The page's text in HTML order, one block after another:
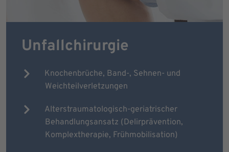
Unfallchirurgie
Knochenbrüche, Band-, Sehnen- und
Weichteilverletzungen
Alterstraumatologisch-geriatrischer
Behandlungsansatz (Delirprävention,
Komplextherapie, Frühmobilisation)